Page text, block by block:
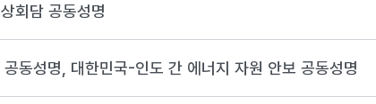
회담 공동성명
동성명, 대한민국-인도 간 에너지 자원 안보 공동성명